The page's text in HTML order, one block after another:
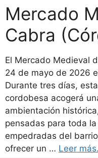
Mercado
Cabra
El Mercado Medieval
24 de mayo de 2026
Durante tres días,
cordobesa acogerá
ambientación
pensadas para toda
empedradas del
ofrecer un … Leer